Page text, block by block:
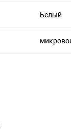
Белый